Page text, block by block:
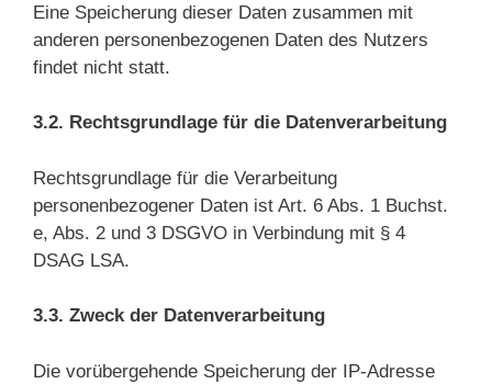
Eine Speicherung dieser Daten zusammen mit
anderen personenbezogenen Daten des Nutzers
findet nicht statt.
3.2. Rechtsgrundlage für die Datenverarbeitung
Rechtsgrundlage für die Verarbeitung
personenbezogener Daten ist Art. 6 Abs. 1 Buchst.
e, Abs. 2 und 3 DSGVO in Verbindung mit § 4
DSAG LSA.
3.3. Zweck der Datenverarbeitung
Die vorübergehende Speicherung der IP-Adresse